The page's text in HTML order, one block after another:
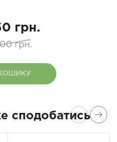
грн.
грн.
сподобатись